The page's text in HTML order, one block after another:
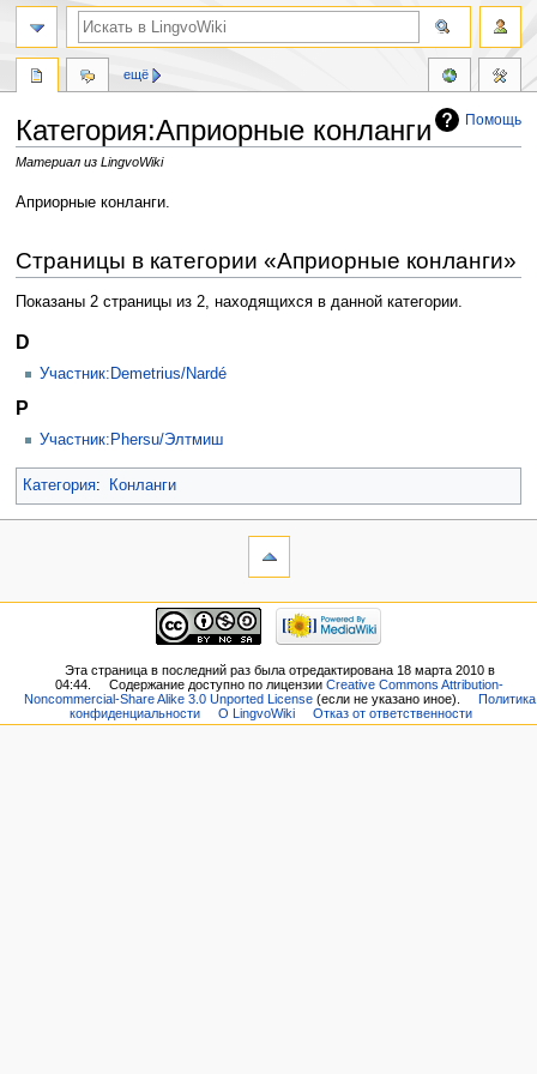
Помощь
Категория:Априорные конланги
Материал из LingvoWiki
Перейти
Перейти
Априорные конланги.
Страницы в категории «Априорные конланги»
Показаны 2 страницы из 2, находящихся в данной категории.
D
Участник:Demetrius/Nardé
P
Участник:Phersu/Элтмиш
Категория: Конланги
ещё
Эта страница в последний раз была отредактирована 18 марта 2010 в
04:44.
Содержание доступно по лицензииCreative Commons Attribution-
Noncommercial-Share Alike 3.0 Unported License(если не указано иное).
Политика
конфиденциальности
О LingvoWiki Отказ от ответственности